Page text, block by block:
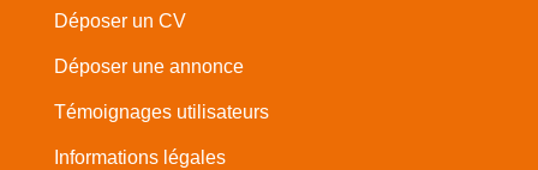
Déposer un CV
Déposer une annonce
Témoignages utilisateurs
Informations légales